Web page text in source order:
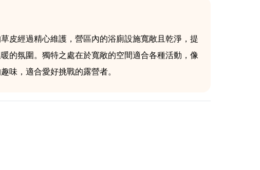
皮經過精心維護，營區內的浴廁設施寬敞且乾淨，提
的氛圍。獨特之處在於寬敞的空間適合各種活動，像
味，適合愛好挑戰的露營者。